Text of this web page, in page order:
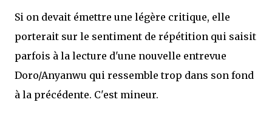
Si on devait émettre une légère critique, elle
porterait sur le sentiment de répétition qui saisit
parfois à la lecture d'une nouvelle entrevue
Doro/Anyanwu qui ressemble trop dans son fond
à la précédente. C'est mineur.